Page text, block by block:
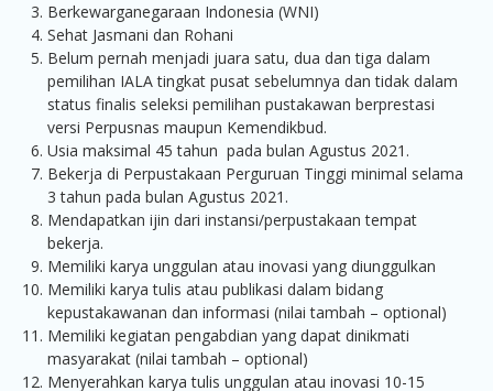
Berkewarganegaraan Indonesia (WNI)
Sehat Jasmani dan Rohani
Belum pernah menjadi juara satu, dua dan tiga dalam
pemilihan IALA tingkat pusat sebelumnya dan tidak dalam
status finalis seleksi pemilihan pustakawan berprestasi
versi Perpusnas maupun Kemendikbud.
Usia maksimal 45 tahun pada bulan Agustus 2021.
Bekerja di Perpustakaan Perguruan Tinggi minimal selama
3 tahun pada bulan Agustus 2021.
Mendapatkan ijin dari instansi/perpustakaan tempat
bekerja.
Memiliki karya unggulan atau inovasi yang diunggulkan
Memiliki karya tulis atau publikasi dalam bidang
kepustakawanan dan informasi (nilai tambah – optional)
Memiliki kegiatan pengabdian yang dapat dinikmati
masyarakat (nilai tambah – optional)
Menyerahkan karya tulis unggulan atau inovasi 10-15